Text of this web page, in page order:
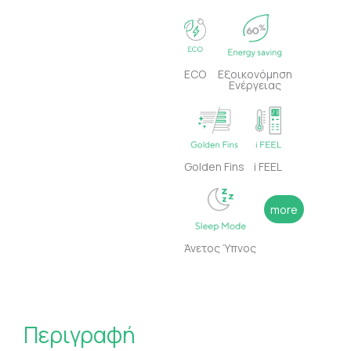
ECO Εξοικονόμηση
Ενέργειας
Golden Fins i FEEL
Άνετος Ύπνος
more
Περιγραφή